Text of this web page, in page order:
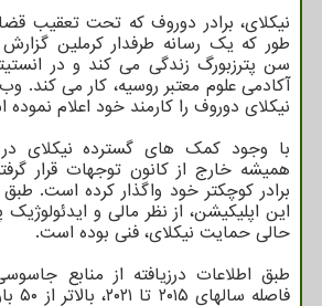
نیکلای، برادر دوروف که تحت تعقیب
طور که یک رسانه طرفدار کرملین
سن پترزبورگ زندگی می کند و در
آکادمی علوم معتبر روسیه، کار می
نیکلای دوروف را کارمند خود اعلام
با وجود کمک های گسترده نیکلای در
همیشه خارج از کانون توجهات قرار
برادر کوچکتر خود واگذار کرده است. طبق
این اپلیکیشن، از نظر مالی و
حالی حمایت نیکلای، فنی بوده است.
طبق اطلاعات درزیافته از منابع
فاصله